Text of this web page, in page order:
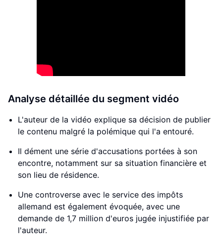
Analyse détaillée du segment vidéo
L'auteur de la vidéo explique sa décision de publier
le contenu malgré la polémique qui l'a entouré.
Il dément une série d'accusations portées à son
encontre, notamment sur sa situation financière et
son lieu de résidence.
Une controverse avec le service des impôts
allemand est également évoquée, avec une
demande de 1,7 million d'euros jugée injustifiée par
l'auteur.